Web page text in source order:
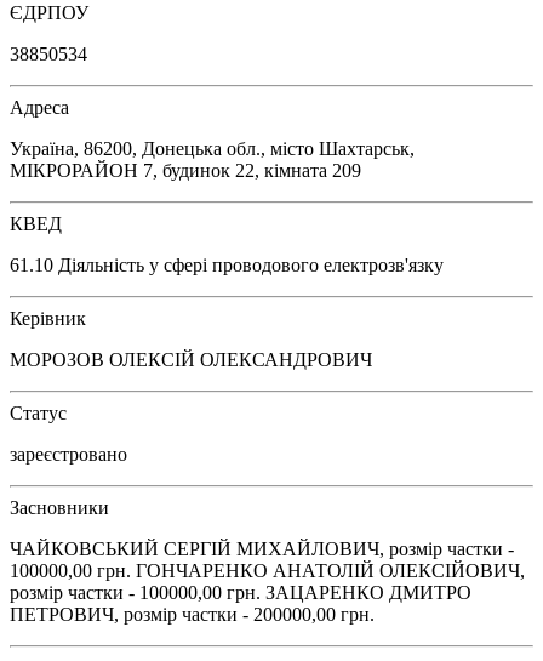
ЄДРПОУ
38850534
Адреса
Україна, 86200, Донецька обл., місто Шахтарськ,
МІКРОРАЙОН 7, будинок 22, кімната 209
КВЕД
61.10 Діяльність у сфері проводового електрозв'язку
Керівник
МОРОЗОВ ОЛЕКСІЙ ОЛЕКСАНДРОВИЧ
Статус
зареєстровано
Засновники
ЧАЙКОВСЬКИЙ СЕРГІЙ МИХАЙЛОВИЧ, розмір частки -
100000,00 грн. ГОНЧАРЕНКО АНАТОЛІЙ ОЛЕКСІЙОВИЧ,
розмір частки - 100000,00 грн. ЗАЦАРЕНКО ДМИТРО
ПЕТРОВИЧ, розмір частки - 200000,00 грн.